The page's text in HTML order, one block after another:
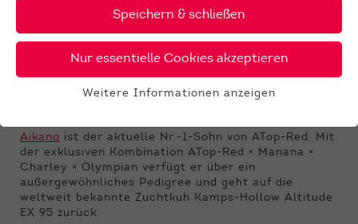
Drouner Aikano – Die Nr. 1 von
ATop-Red
moderne Spitzenvererbung
Aikano ist der aktuelle Nr.-1-Sohn von ATop-Red. Mit
der exklusiven Kombination ATop-Red × Manana ×
Charley × Olympian verfügt er über ein
außergewöhnliches Pedigree und geht auf die
weltweit bekannte Zuchtkuh Kamps-Hollow Altitude
EX 95 zurück.
Speichern & schließen
Nur essentielle Cookies akzeptieren
Funktionen der Webseite benötigt. Dadurch ist
gewährleistet, dass die Webseite einwandfrei
funktioniert.
Name Cookie-Informationen anzeigen
Weitere Informationen anzeigen